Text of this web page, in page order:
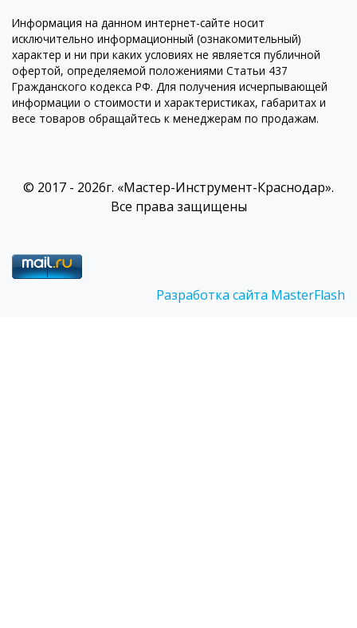
Информация на данном интернет-сайте носит
исключительно информационный (ознакомительный)
характер и ни при каких условиях не является публичной
офертой, определяемой положениями Статьи 437
Гражданского кодекса РФ. Для получения исчерпывающей
информации о стоимости и характеристиках, габаритах и
весе товаров обращайтесь к менеджерам по продажам.
© 2017 - 2026г. «Мастер-Инструмент-Краснодар».
Все права защищены
Разработка сайта MasterFlash